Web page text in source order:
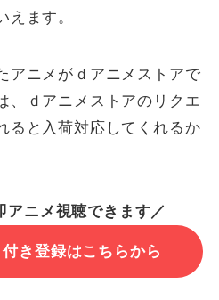
えます。
アニメがｄアニメストアで
、ｄアニメストアのリクエ
ると入荷対応してくれるか
アニメ視聴できます／
き登録はこちらから